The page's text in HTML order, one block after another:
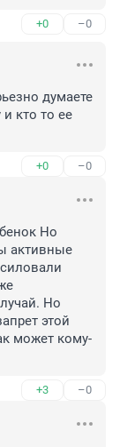
+0 –0
думаете
и кто то ее
+0 –0
Но
активные
Но
этой
может кому-
+3 –0